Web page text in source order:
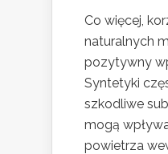
Co więcej,
naturalnych
pozytywny
Syntetyki
szkodliwe
mogą
powietrza